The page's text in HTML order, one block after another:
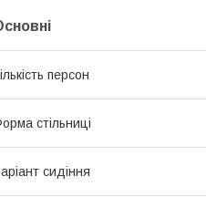
персон
стільниці
сидіння